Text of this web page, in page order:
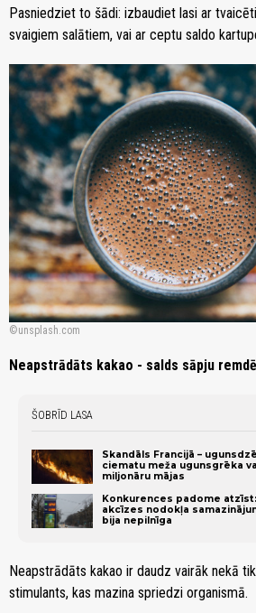
Pasniedziet to šādi: izbaudiet lasi ar
svaigiem salātiem, vai ar ceptu saldo
unsplash.com
Neapstrādāts kakao - salds sāpju
ŠOBRĪD LASA
Skandāls Francijā –
ciematu meža ugunsgrēka
miljonāru mājas
Konkurences padome
akcīzes nodokļa
bija nepilnīga
Neapstrādāts kakao ir daudz vairāk nekā
stimulants, kas mazina spriedzi organismā.